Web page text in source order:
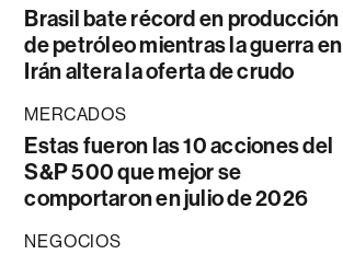
Brasil bate récord en producción
de petróleo mientras la guerra en
Irán altera la oferta de crudo
MERCADOS
Estas fueron las 10 acciones del
S&P 500 que mejor se
comportaron en julio de 2026
NEGOCIOS